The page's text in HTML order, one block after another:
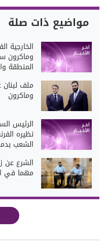
مواضيع ذات صلة
الخارجية
وماكرون
المنطقة
ملف
وماكرون
الرئيس
نظيره
الشعب
الشرع عن
‏مهما في